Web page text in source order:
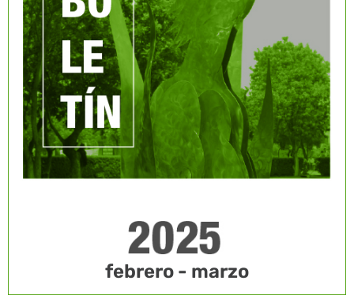
febrero - marzo